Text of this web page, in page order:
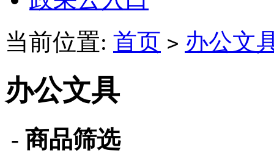
当前位置: 首页 > 办公文
办公文具
- 商品筛选